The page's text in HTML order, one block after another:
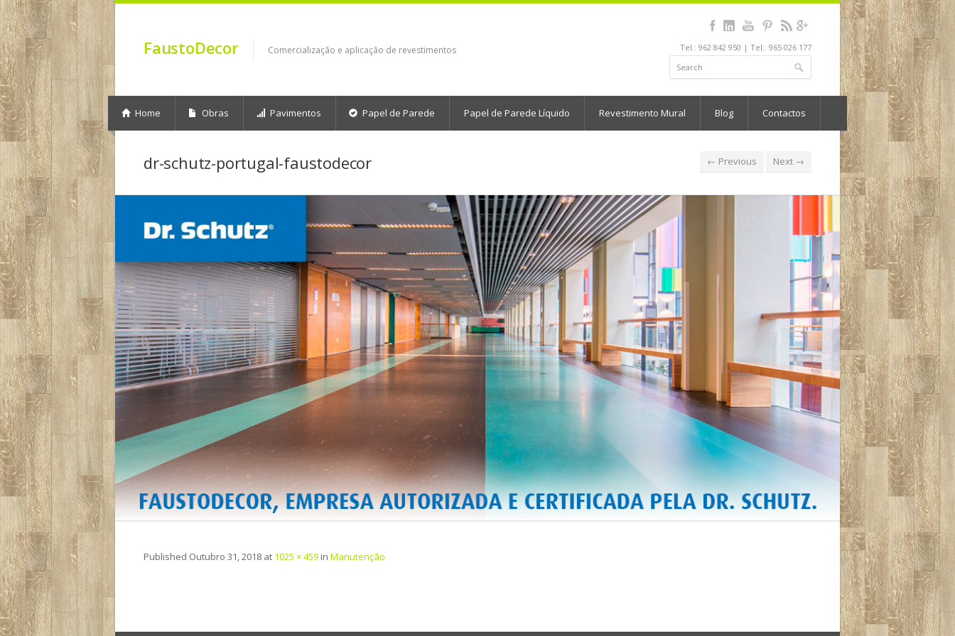
FaustoDecor Comercialização e aplicação de revestimentos Tel.: 962 842 950 | Tel.: 965 026 177
Home Obras Pavimentos Papel de Parede Papel de Parede Líquido Revestimento Mural Blog Contactos
dr-schutz-portugal-faustodecor ← Previous Next →
Published Outubro 31, 2018 at 1025 × 459 in Manutenção